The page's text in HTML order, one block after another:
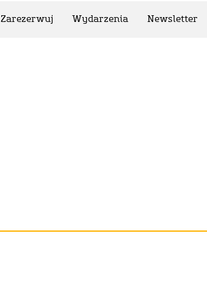
Zarezerwuj Wydarzenia Newsletter